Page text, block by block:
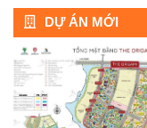
DỰ ÁN MỚI